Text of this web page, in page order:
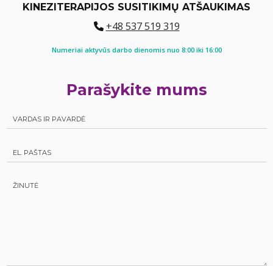
KINEZITERAPIJOS SUSITIKIMŲ ATŠAUKIMAS
+48 537 519 319
Numeriai aktyvūs darbo dienomis nuo 8:00 iki 16:00
Parašykite mums